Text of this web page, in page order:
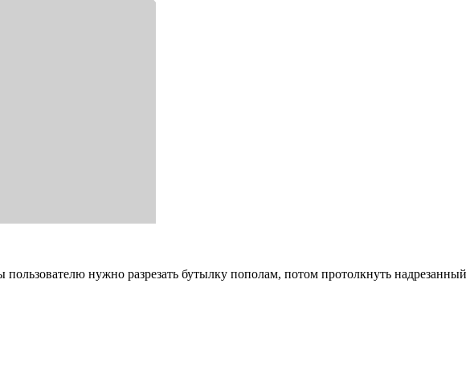
нужно разрезать бутылку пополам, потом протолкнуть надрезанный